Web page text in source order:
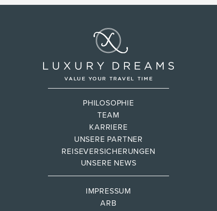
PHILOSOPHIE
TEAM
KARRIERE
UNSERE PARTNER
REISEVERSICHERUNGEN
UNSERE NEWS
IMPRESSUM
ARB